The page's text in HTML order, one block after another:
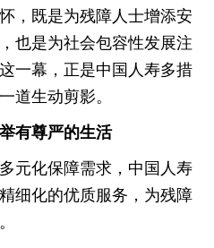
，既是为残障人士增添安
也是为社会包容性发展注
一幕，正是中国人寿多措
道生动剪影。
有尊严的生活
元化保障需求，中国人寿
细化的优质服务，为残障